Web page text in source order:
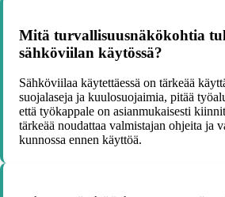
Mitä turvallisuusnäkökohtia
sähköviilan käytössä?
Sähköviilaa käytettäessä on tärkeää
suojalaseja ja kuulosuojaimia, pitää
että työkappale on asianmukaisesti
tärkeää noudattaa valmistajan ohjeita ja
kunnossa ennen käyttöä.